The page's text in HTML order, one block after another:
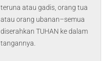
teruna atau gadis, orang tua
atau orang ubanan–semua
diserahkan TUHAN ke dalam
tangannya.